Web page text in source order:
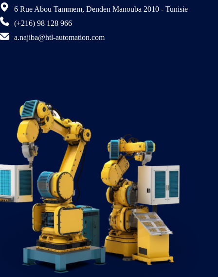
6 Rue Abou Tammem, Denden Manouba 2010 - Tunisie
(+216) 98 128 966
a.najiba@htl-automation.com